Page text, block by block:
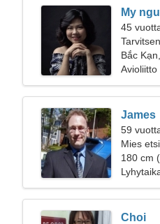
My
45
Bắc
Avioliitto
James
59
Mies
180 cm
Choi